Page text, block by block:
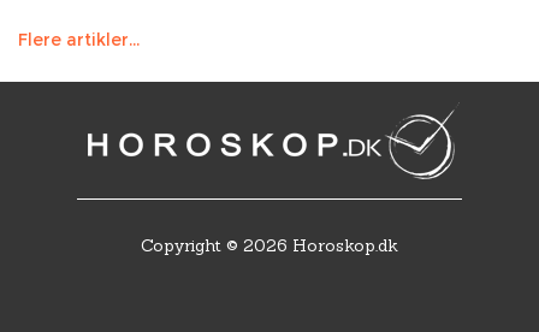
Flere artikler...
Copyright © 2026 Horoskop.dk